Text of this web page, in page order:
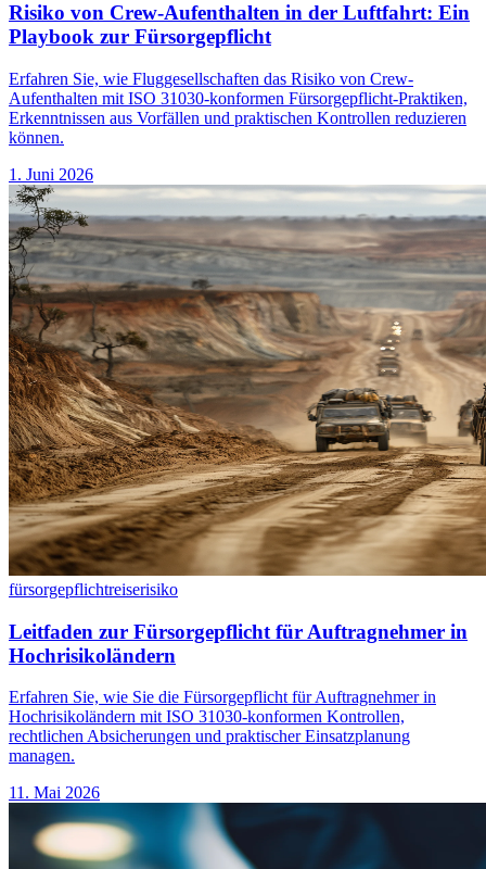
Risiko von Crew-Aufenthalten in der Luftfahrt: Ein
Playbook zur Fürsorgepflicht
Erfahren Sie, wie Fluggesellschaften das Risiko von Crew-
Aufenthalten mit ISO 31030-konformen Fürsorgepflicht-Praktiken,
Erkenntnissen aus Vorfällen und praktischen Kontrollen reduzieren
können.
1. Juni 2026
fürsorgepflichtreiserisiko
Leitfaden zur Fürsorgepflicht für Auftragnehmer in
Hochrisikoländern
Erfahren Sie, wie Sie die Fürsorgepflicht für Auftragnehmer in
Hochrisikoländern mit ISO 31030-konformen Kontrollen,
rechtlichen Absicherungen und praktischer Einsatzplanung
managen.
11. Mai 2026